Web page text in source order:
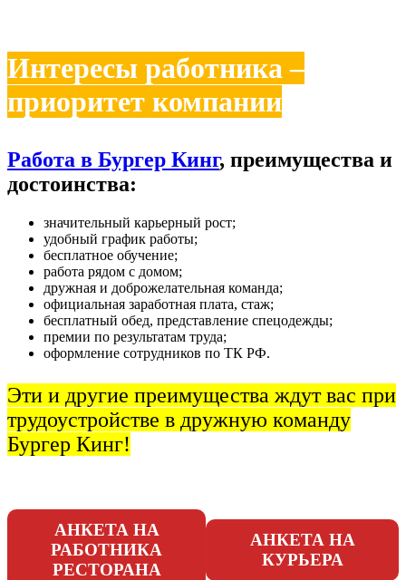
Интересы работника –
приоритет компании
Работа в Бургер Кинг, преимущества и
достоинства:
значительный карьерный рост;
удобный график работы;
бесплатное обучение;
работа рядом с домом;
дружная и доброжелательная команда;
официальная заработная плата, стаж;
бесплатный обед, представление спецодежды;
премии по результатам труда;
оформление сотрудников по ТК РФ.
Эти и другие преимущества ждут вас при
трудоустройстве в дружную команду
Бургер Кинг!
АНКЕТА НА
РАБОТНИКА
РЕСТОРАНА
АНКЕТА НА
КУРЬЕРА